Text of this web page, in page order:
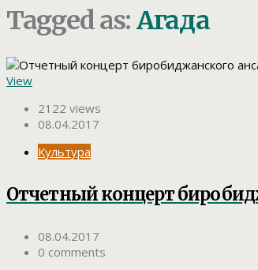
Tagged as: Агада
View
2122 views
08.04.2017
Культура
Отчетный концерт
08.04.2017
0 comments